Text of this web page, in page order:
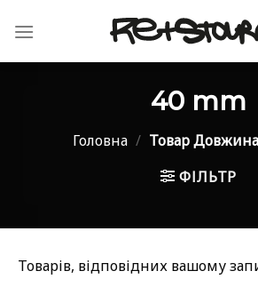
40 mm
Головна / Товар Довжина
ФІЛЬТР
Товарів, відповідних вашому